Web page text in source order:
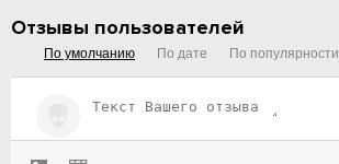
Отзывы пользователей
По умолчанию По дате По популярности